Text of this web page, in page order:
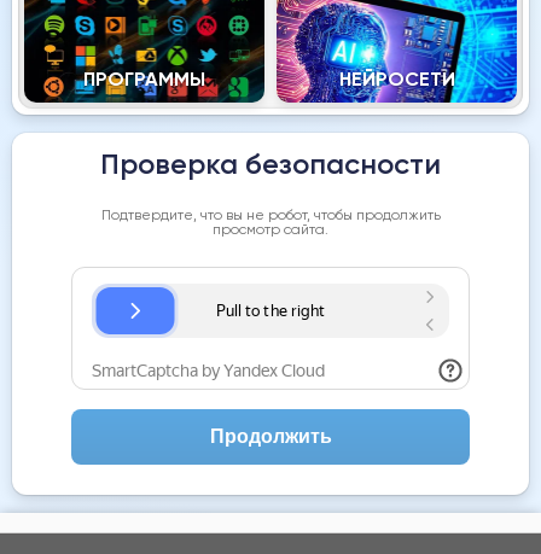
ПРОГРАММЫ НЕЙРОСЕТИ
Проверка безопасности
Подтвердите, что вы не робот, чтобы продолжить
просмотр сайта.
Продолжить